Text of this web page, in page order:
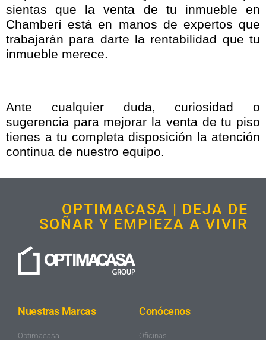
sientas que la venta de tu inmueble en
Chamberí está en manos de expertos que
trabajarán para darte la rentabilidad que tu
inmueble merece.
Ante cualquier duda, curiosidad o
sugerencia para mejorar la venta de tu piso
tienes a tu completa disposición la atención
continua de nuestro equipo.
OPTIMACASA | DEJA DE
SOÑAR Y EMPIEZA A VIVIR
Nuestras Marcas
Optimacasa
Conócenos
Oficinas